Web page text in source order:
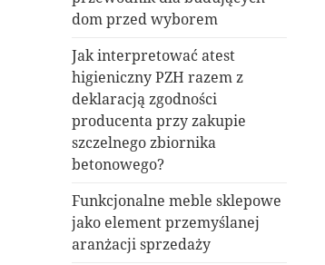
dom przed wyborem
Jak interpretować atest
higieniczny PZH razem z
deklaracją zgodności
producenta przy zakupie
szczelnego zbiornika
betonowego?
Funkcjonalne meble sklepowe
jako element przemyślanej
aranżacji sprzedaży